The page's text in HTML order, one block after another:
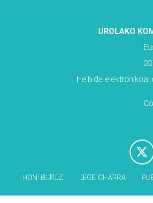
UROLAKO
Helbide elektronikoa:
HONI BURUZ LEGE OHARRA